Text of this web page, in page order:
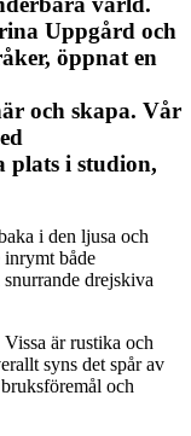
Uppgård och
öppnat en
och skapa. Vår
plats i studion,
i den ljusa och
inrymt både
drejskiva
är rustika och
syns det spår av
och